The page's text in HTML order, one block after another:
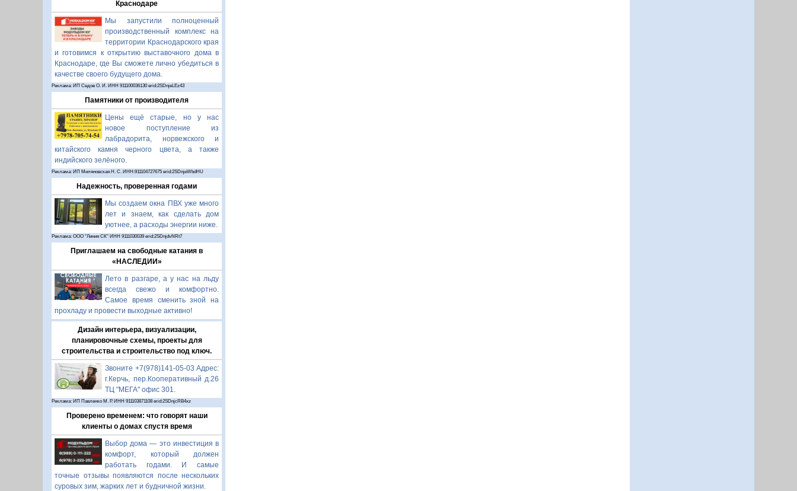
Краснодаре
Мы запустили полноценный
производственный комплекс на
территории Краснодарского края
и готовимся к открытию выставочного дома в
Краснодаре, где Вы сможете лично убедиться в
качестве своего будущего дома.
Реклама: ИП Седов О. И. ИНН 911100036130 erid:2SDnjeLEz43
Памятники от производителя
Цены ещё старые, но у нас
новое поступление из
лабрадорита, норвежского и
китайского камня черного цвета, а также
индийского зелёного.
Реклама: ИП Миляновская Н. С. ИНН:911104727675 erid:2SDnjeWbdHU
Надежность, проверенная годами
Мы создаем окна ПВХ уже много
лет и знаем, как сделать дом
уютнее, а расходы энергии ниже.
Реклама: ООО "Линия СК" ИНН 9111030039 erid:2SDnjdvNRt7
Приглашаем на свободные катания в
«НАСЛЕДИИ»
Лето в разгаре, а у нас на льду
всегда свежо и комфортно.
Самое время сменить зной на
прохладу и провести выходные активно!
Дизайн интерьера, визуализации,
планировочные схемы, проекты для
строительства и строительство под ключ.
Звоните +7(978)141-05-03 Адрес:
г.Керчь, пер.Кооперативный д.26
ТЦ "МЕГА" офис 301.
Реклама: ИП Павленко М. Р. ИНН 911103871108 erid:2SDnjcRB4xz
Проверено временем: что говорят наши
клиенты о домах спустя время
Выбор дома — это инвестиция в
комфорт, который должен
работать годами. И самые
точные отзывы появляются после нескольких
суровых зим, жарких лет и будничной жизни.